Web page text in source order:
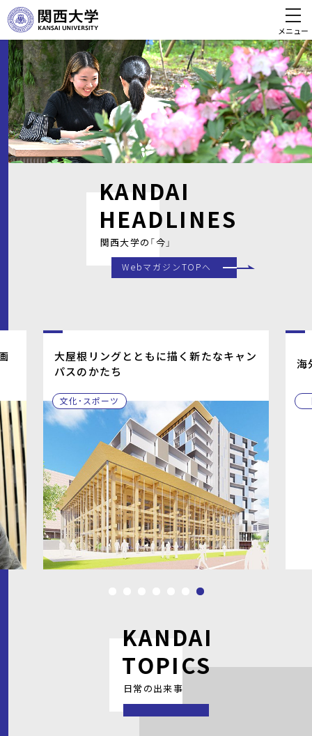
メニュー
KANDAI
HEADLINES
関西大学の「今」
大屋根リングとともに描く新たなキャン
パスのかたち
文化・スポーツ
海
WebマガジンTOPへ
KANDAI
TOPICS
日常の出来事